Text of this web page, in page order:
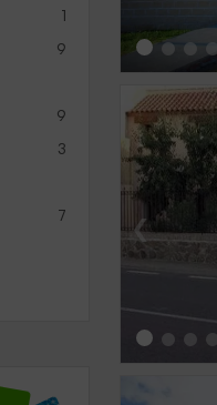
1
9
9
3
7 ‹